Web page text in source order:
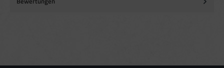
Endgeräteeigenschaften zur Identifikation aktiv abfragen